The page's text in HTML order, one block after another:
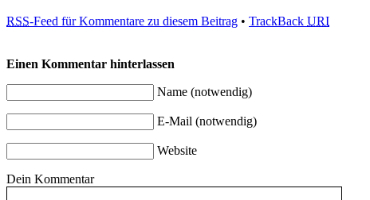
RSS-Feed für Kommentare zu diesem Beitrag • TrackBack URI
Einen Kommentar hinterlassen
Name (notwendig)
E-Mail (notwendig)
Website
Dein Kommentar